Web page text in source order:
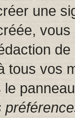
une
tous vos